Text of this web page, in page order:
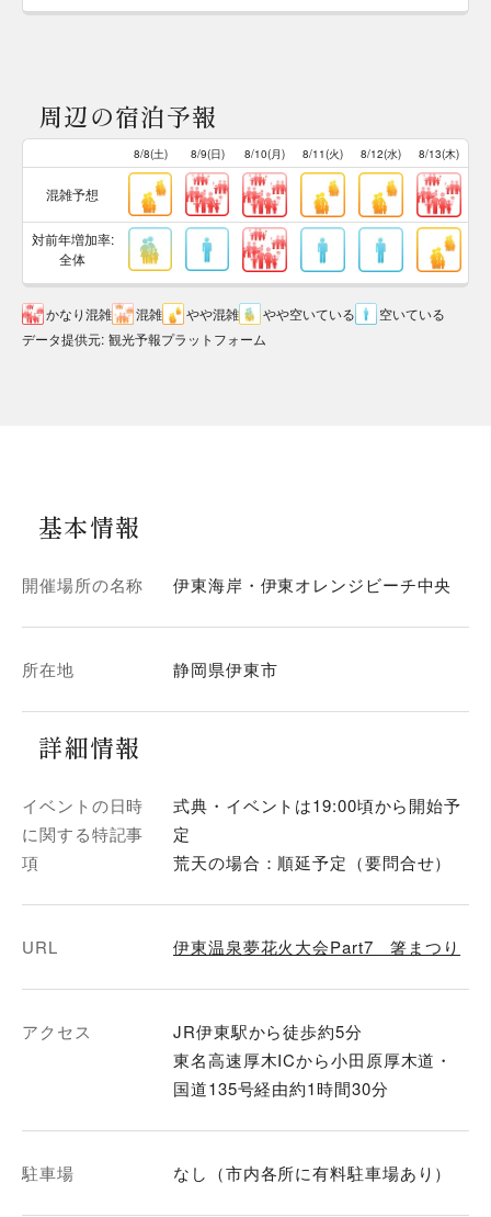
周辺の宿泊予報
8/8(土) 8/9(日) 8/10(月) 8/11(火) 8/12(水) 8/13(木)
混雑予想
対前年増加率:
全体
かなり混雑 混雑 やや混雑 やや空いている
空いている
データ提供元: 観光予報プラットフォーム
基本情報
開催場所の名称 伊東海岸・伊東オレンジビーチ中央
所在地 静岡県伊東市
詳細情報
イベントの日時
に関する特記事
項
式典・イベントは19:00頃から開始予
定
荒天の場合：順延予定（要問合せ）
URL 伊東温泉夢花火大会Part7 箸まつり
アクセス
JR伊東駅から徒歩約5分
東名高速厚木ICから小田原厚木道・
国道135号経由約1時間30分
駐車場 なし（市内各所に有料駐車場あり）